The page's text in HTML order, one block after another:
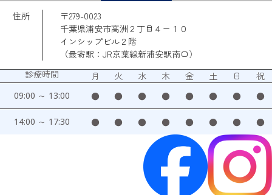
住所
〒279-0023
千葉県浦安市高洲２丁目４ー１０
インシップビル２階
（最寄駅：JR京葉線新浦安駅南口）
診療時間
月 火 水 木 金 土 日 祝
09:00 ～ 13:00 ● ● ● ● ● ● ● ●
14:00 ～ 17:30 ● ● ● ● ● ● ● ●